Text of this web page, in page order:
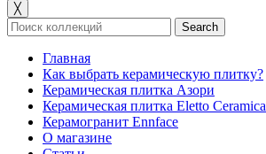
╳
Search
Главная
Как выбрать керамическую плитку?
Керамическая плитка Азори
Керамическая плитка Eletto Ceramica
Керамогранит Ennface
О магазине